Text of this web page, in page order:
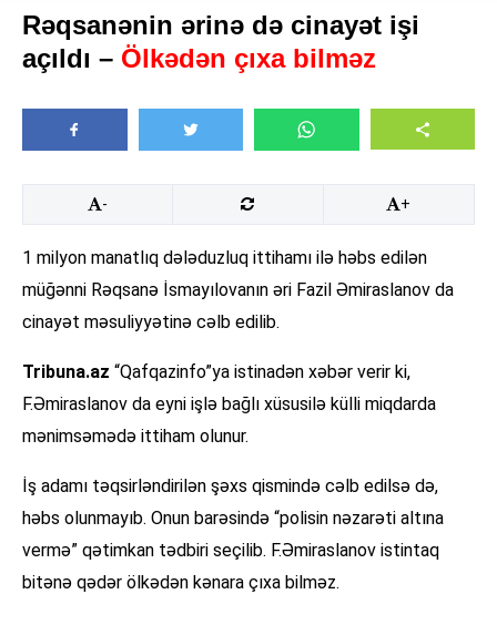
Rəqsanənin ərinə də cinayət işi
açıldı – Ölkədən çıxa bilməz
- +
1 milyon manatlıq dələduzluq ittihamı ilə həbs edilən
müğənni Rəqsanə İsmayılovanın əri Fazil Əmiraslanov da
cinayət məsuliyyətinə cəlb edilib.
Tribuna.az “Qafqazinfo”ya istinadən xəbər verir ki,
F.Əmiraslanov da eyni işlə bağlı xüsusilə külli miqdarda
mənimsəmədə ittiham olunur.
İş adamı təqsirləndirilən şəxs qismində cəlb edilsə də,
həbs olunmayıb. Onun barəsində “polisin nəzarəti altına
vermə” qətimkan tədbiri seçilib. F.Əmiraslanov istintaq
bitənə qədər ölkədən kənara çıxa bilməz.